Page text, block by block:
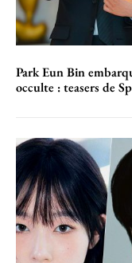
Park Eun Bin
occulte : teasers de